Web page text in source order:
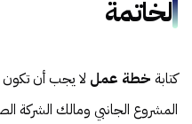
الخاتمة
كتابة خطة عمل لا يجب أن تكون
المشروع الجانبي ومالك الشركة